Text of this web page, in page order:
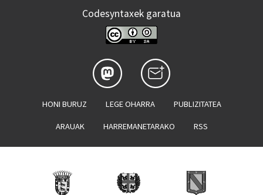
Codesyntaxek garatua
HONI BURUZ LEGE OHARRA PUBLIZITATEA
ARAUAK HARREMANETARAKO RSS